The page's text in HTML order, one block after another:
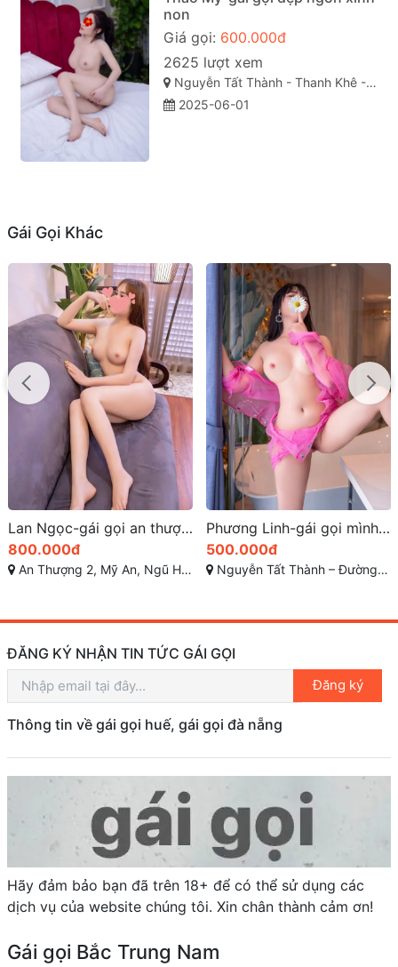
non
Giá gọi: 600.000đ
2625 lượt xem
Nguyễn Tất Thành - Thanh Khê - Đà Nẵng
2025-06-01
Gái Gọi Khác
Phương Linh-gái gọi mình dây ở nguyễn tất thành
500.000đ
Nguyễn Tất Thành – Đường 3/2 - TP Đà Nẵng
Bảo Nhi- Đẳng cấp làm tình say mê nhất ở đà nẵng
400.000đ
Nguyễn Tất Thành - Thanh Khê - Đà Nẵng
ĐĂNG KÝ NHẬN TIN TỨC GÁI GỌI
Đăng ký
Thông tin về gái gọi huế, gái gọi đà nẵng
Hãy đảm bảo bạn đã trên 18+ để có thể sử dụng các
dịch vụ của website chúng tôi. Xin chân thành cảm ơn!
Gái gọi Bắc Trung Nam